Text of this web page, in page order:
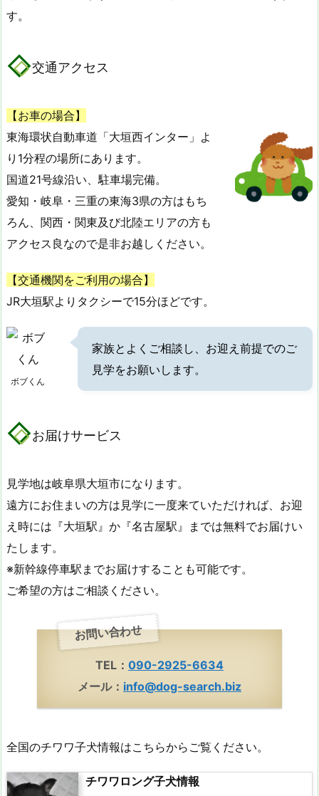
す。
交通アクセス
【お車の場合】
東海環状自動車道「大垣西インター」よ
り1分程の場所にあります。
国道21号線沿い、駐車場完備。
愛知・岐阜・三重の東海3県の方はもち
ろん、関西・関東及び北陸エリアの方も
アクセス良なので是非お越しください。
【交通機関をご利用の場合】
JR大垣駅よりタクシーで15分ほどです。
ボブくん
家族とよくご相談し、お迎え前提でのご
見学をお願いします。
お届けサービス
見学地は岐阜県大垣市になります。
遠方にお住まいの方は見学に一度来ていただければ、お迎
え時には『大垣駅』か『名古屋駅』までは無料でお届けい
たします。
※新幹線停車駅までお届けすることも可能です。
ご希望の方はご相談ください。
お問い合わせ
TEL： 090-2925-6634
メール： info@dog-search.biz
全国のチワワ子犬情報はこちらからご覧ください。
チワワロング子犬情報